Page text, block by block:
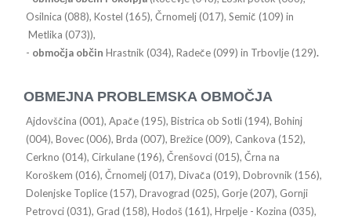
Osilnica (088), Kostel (165), Črnomelj (017), Semič (109) in
Metlika (073)),
- območja občin Hrastnik (034), Radeče (099) in Trbovlje (129).
OBMEJNA PROBLEMSKA OBMOČJA
Ajdovščina (001), Apače (195), Bistrica ob Sotli (194), Bohinj
(004), Bovec (006), Brda (007), Brežice (009), Cankova (152),
Cerkno (014), Cirkulane (196), Črenšovci (015), Črna na
Koroškem (016), Črnomelj (017), Divača (019), Dobrovnik (156),
Dolenjske Toplice (157), Dravograd (025), Gorje (207), Gornji
Petrovci (031), Grad (158), Hodoš (161), Hrpelje - Kozina (035),